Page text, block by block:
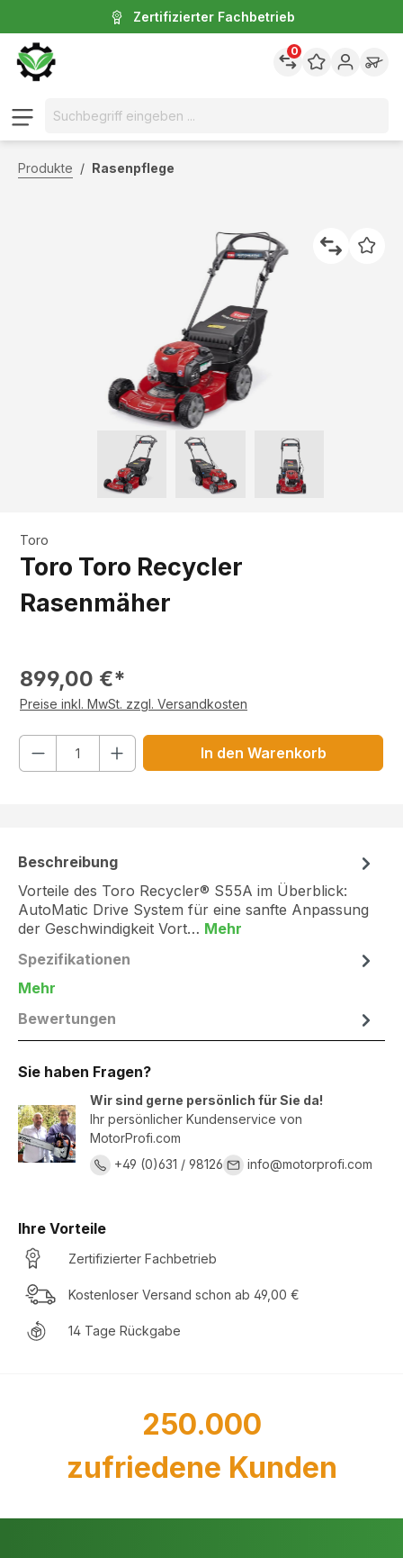
Zertifizierter Fachbetrieb
0
Produkte / Rasenpflege
Toro
Toro Toro Recycler
Rasenmäher
899,00 €*
Preise inkl. MwSt. zzgl. Versandkosten
Anzahl
In den Warenkorb
Beschreibung
Vorteile des Toro Recycler® S55A im Überblick:
AutoMatic Drive System für eine sanfte Anpassung
der Geschwindigkeit Vort… Mehr
Spezifikationen
Mehr
Bewertungen
Sie haben Fragen?
Wir sind gerne persönlich für Sie da!
Ihr persönlicher Kundenservice von
MotorProfi.com
+49 (0)631 / 98126
info@motorprofi.com
Ihre Vorteile
Zertifizierter Fachbetrieb
Kostenloser Versand schon ab 49,00 €
14 Tage Rückgabe
250.000
zufriedene Kunden